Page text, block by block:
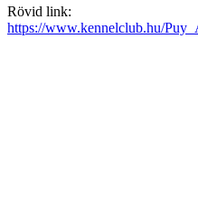
Rövid link:
https://www.kennelclub.hu/